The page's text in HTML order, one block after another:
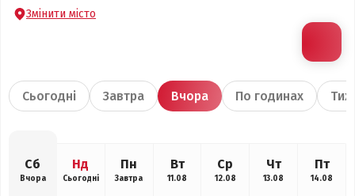
Змінити місто
Сьогодні Завтра Вчора По годинах
Сб
Вчора
Нд
Сьогодні
Пн
Завтра
Вт
11.08
Ср
12.08
Чт
13.08
Пт
14.08